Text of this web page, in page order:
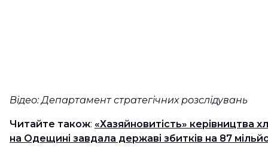
Відео: Департамент стратегічних розслідувань
Читайте також: «Хазяйновитість» керівництва
на Одещині завдала державі збитків на 87